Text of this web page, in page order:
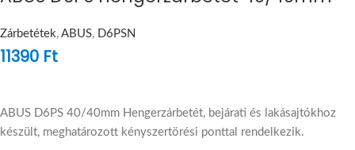
Zárbetétek, ABUS, D6PSN
11390 Ft
ABUS D6PS 40/40mm Hengerzárbetét, bejárati és lakásajtókhoz
készült, meghatározott kényszertörési ponttal rendelkezik.